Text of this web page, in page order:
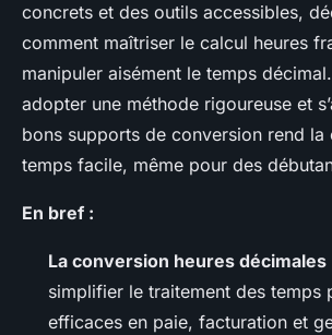
concrets et des outils accessibles,
comment maîtriser le calcul heures
manipuler aisément le temps
adopter une méthode rigoureuse et
bons supports de conversion rend la
temps facile, même pour des
En bref :
La conversion heures décimales
simplifier le traitement des temps
efficaces en paie, facturation et